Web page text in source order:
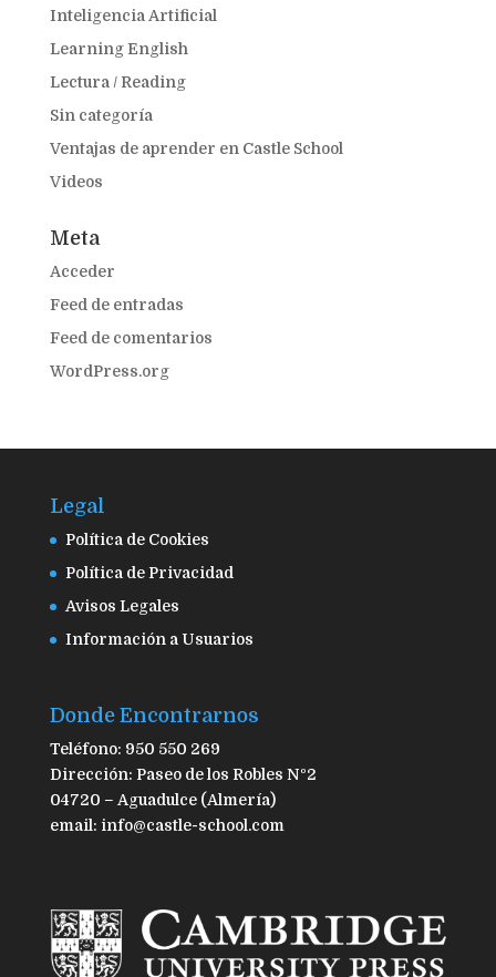
Inteligencia Artificial
Learning English
Lectura / Reading
Sin categoría
Ventajas de aprender en Castle School
Videos
Meta
Acceder
Feed de entradas
Feed de comentarios
WordPress.org
Legal
Política de Cookies
Política de Privacidad
Avisos Legales
Información a Usuarios
Donde Encontrarnos
Teléfono: 950 550 269
Dirección: Paseo de los Robles Nº2
04720 – Aguadulce (Almería)
email: info@castle-school.com